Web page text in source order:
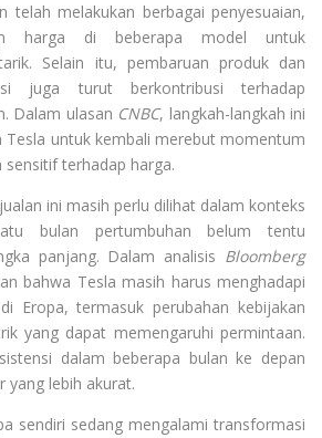
telah melakukan berbagai penyesuaian,
harga di beberapa model untuk
Selain itu, pembaruan produk dan
juga turut berkontribusi terhadap
Dalam ulasan CNBC, langkah-langkah ini
Tesla untuk kembali merebut momentum
sensitif terhadap harga.
ini masih perlu dilihat dalam konteks
bulan pertumbuhan belum tentu
panjang. Dalam analisis Bloomberg
bahwa Tesla masih harus menghadapi
Eropa, termasuk perubahan kebijakan
yang dapat memengaruhi permintaan.
dalam beberapa bulan ke depan
yang lebih akurat.
sendiri sedang mengalami transformasi